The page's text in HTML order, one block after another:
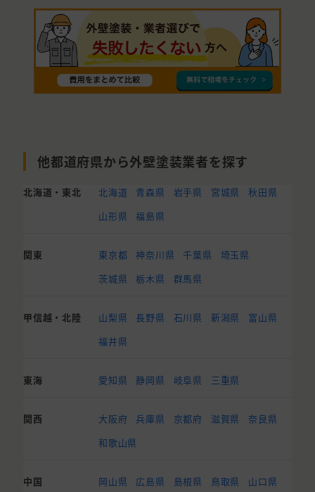
他都道府県から外壁塗装業者を探す
北海道・東北 北海道 青森県 岩手県 宮城県
秋田県
山形県
福島県
関東 東京都 神奈川県 千葉県
埼玉県
茨城県
栃木県 群馬県
甲信越・北陸 山梨県 長野県 石川県 新潟県
富山県
福井県
東海 愛知県 静岡県 岐阜県 三重県
関西 大阪府 兵庫県 京都府 滋賀県
奈良県
和歌山県
中国 岡山県 広島県 島根県 鳥取県 山口県